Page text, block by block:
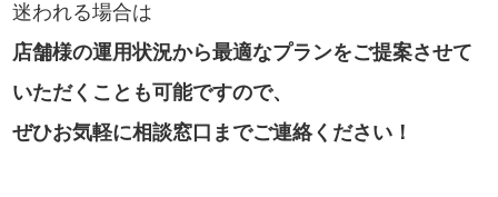
迷われる場合は
店舗様の運用状況から最適なプランをご提案させて
いただくことも可能ですので、
ぜひお気軽に相談窓口までご連絡ください！